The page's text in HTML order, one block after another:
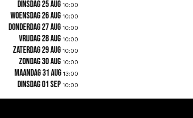
dinsdag 25 aug 10:00
woensdag 26 aug 10:00
donderdag 27 aug 10:00
vrijdag 28 aug 10:00
zaterdag 29 aug 10:00
zondag 30 aug 10:00
maandag 31 aug 13:00
dinsdag 01 sep 10:00